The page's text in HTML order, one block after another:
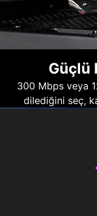
Güçlü
300 Mbps veya
dilediğini seç,